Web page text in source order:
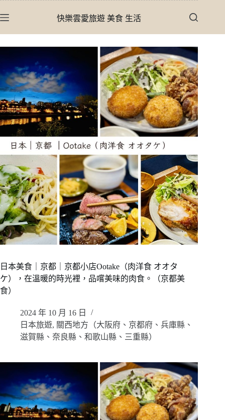
至
快樂雲愛旅遊 美食 生活
日本美食｜京都｜京都小店Ootake（肉洋食 オオタ
ケ），在溫暖的時光裡，品嚐美味的肉食。（京都美
食）
2024 年 10 月 16 日
日本旅遊, 關西地方（大阪府、京都府、兵庫縣、
滋賀縣、奈良縣、和歌山縣、三重縣）